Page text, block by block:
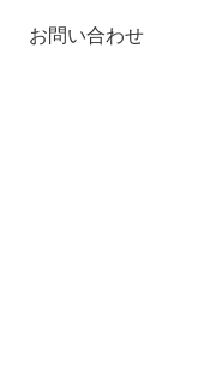
お問い合わせ